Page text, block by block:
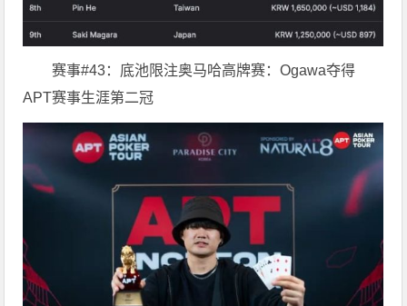
赛事#43：底池限注奥马哈高牌赛：Ogawa夺得
APT赛事生涯第二冠